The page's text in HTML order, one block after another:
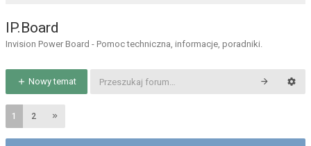
IP.Board
Invision Power Board - Pomoc techniczna, informacje, poradniki.
Nowy temat
1 2